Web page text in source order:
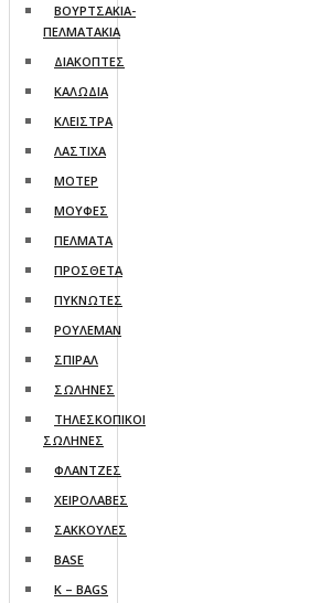
ΒΟΥΡΤΣΑΚΙΑ-
ΠΕΛΜΑΤΑΚΙA
ΔΙΑΚΟΠΤΕΣ
ΚΑΛΩΔΙΑ
ΚΛΕΙΣΤΡΑ
ΛΑΣΤΙΧΑ
ΜΟΤΕΡ
ΜΟΥΦΕΣ
ΠΕΛΜΑΤΑ
ΠΡΟΣΘΕΤΑ
ΠΥΚΝΩΤΕΣ
ΡΟΥΛΕΜΑΝ
ΣΠΙΡΑΛ
ΣΩΛΗΝΕΣ
ΤΗΛΕΣΚΟΠΙΚΟΙ
ΣΩΛΗΝΕΣ
ΦΛΑΝΤΖΕΣ
ΧΕΙΡΟΛΑΒΕΣ
ΣΑΚΚΟΥΛΕΣ
BASE
K – BAGS